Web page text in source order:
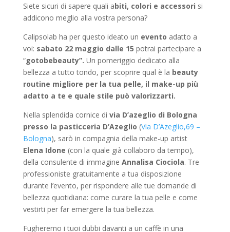
Siete sicuri di sapere quali abiti, colori e accessori si
addicono meglio alla vostra persona?
Calipsolab ha per questo ideato un evento adatto a
voi: sabato 22 maggio dalle 15 potrai partecipare a
“gotobebeauty”. Un pomeriggio dedicato alla
bellezza a tutto tondo, per scoprire qual è la beauty
routine migliore per la tua pelle, il make-up più
adatto a te e quale stile può valorizzarti.
Nella splendida cornice di via D’azeglio di Bologna
presso la pasticceria D’Azeglio (Via D’Azeglio,69 –
Bologna), sarò in compagnia della make-up artist
Elena Idone (con la quale già collaboro da tempo),
della consulente di immagine Annalisa Ciociola. Tre
professioniste gratuitamente a tua disposizione
durante l’evento, per rispondere alle tue domande di
bellezza quotidiana: come curare la tua pelle e come
vestirti per far emergere la tua bellezza.
Fugheremo i tuoi dubbi davanti a un caffè in una